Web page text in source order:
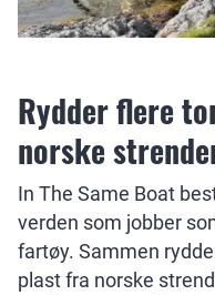
Rydder flere
norske
In The Same Boat
verden som jobber
fartøy. Sammen
plast fra norske